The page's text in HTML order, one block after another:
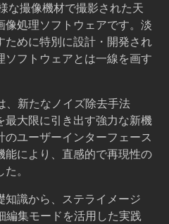
な撮像機材で撮影された天
処理ソフトウェアです。淡
ために特別に設計・開発され
ソフトウェアとは一線を画す
、新たなノイズ除去手法
最大限に引き出す強力な新機
ユーザーインターフェース
能により、直感的で再現性の
。
知識から、ステライメージ
編集モードを活用した実践